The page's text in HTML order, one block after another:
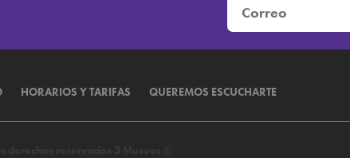
HORARIOS Y TARIFAS QUEREMOS ESCUCHARTE